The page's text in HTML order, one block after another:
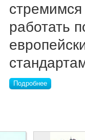
стремимся
работать
Подробнее